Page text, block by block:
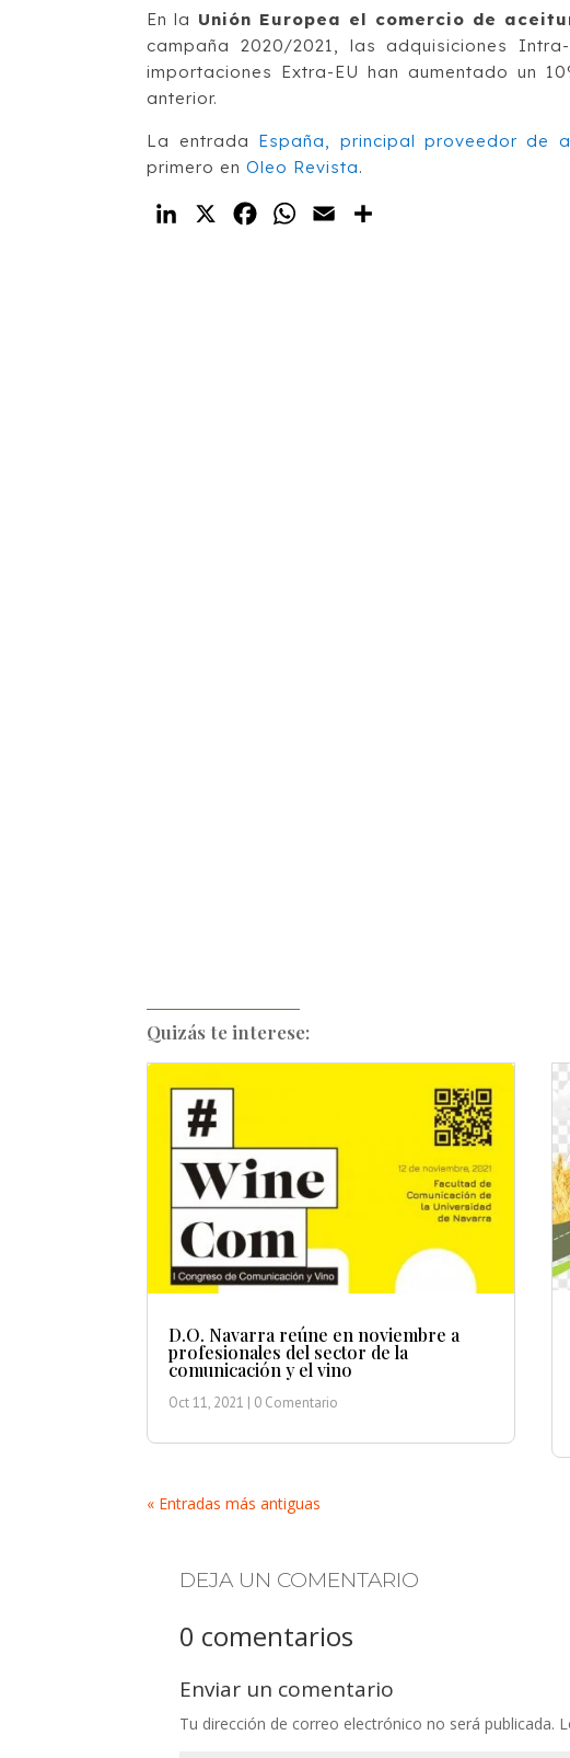
En la Unión Europea el comercio de
campaña 2020/2021, las adquisiciones
importaciones Extra-EU han aumentado un
anterior.
La entrada España, principal proveedor de
primero enOleo Revista.
LinkedIn
X FacebookWhatsApp
Email
Quizás te interese:
D.O. Navarra reúne en noviembre a
profesionales del sector de la
comunicación y el vino
Oct 11, 2021 | 0 Comentario
« Entradas más antiguas
DEJA UN COMENTARIO
0 comentarios
Enviar un comentario
Tu dirección de correo electrónico no será publicada.